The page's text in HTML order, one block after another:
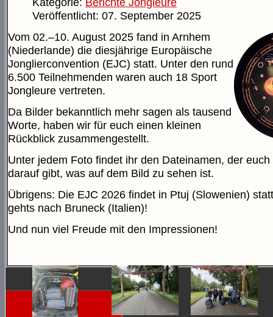
Kategorie: Berichte Jongleure
Veröffentlicht: 07. September 2025
Vom 02.–10. August 2025 fand in Arnhem
(Niederlande) die diesjährige Europäische
Jonglierconvention (EJC) statt. Unter den rund
6.500 Teilnehmenden waren auch 18 Sport
Jongleure vertreten.
Da Bilder bekanntlich mehr sagen als tausend
Worte, haben wir für euch einen kleinen
Rückblick zusammengestellt.
Unter jedem Foto findet ihr den Dateinamen, der
darauf gibt, was auf dem Bild zu sehen ist.
Übrigens: Die EJC 2026 findet in Ptuj (Slowenien)
gehts nach Bruneck (Italien)!
Und nun viel Freude mit den Impressionen!